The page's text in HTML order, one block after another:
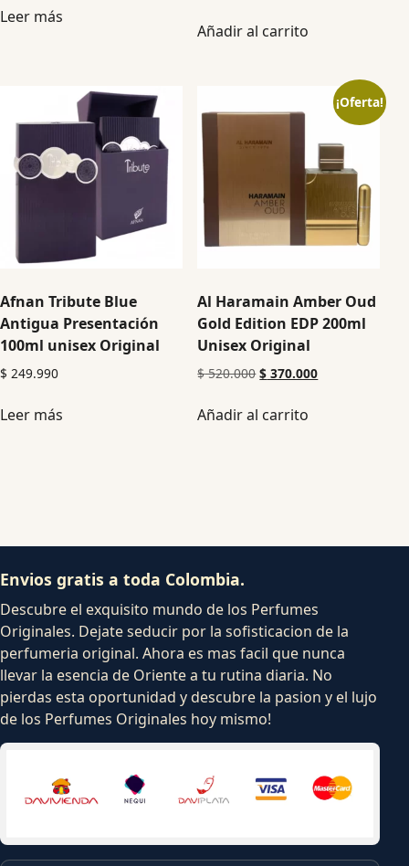
Leer más
Añadir al carrito
Afnan Tribute Blue
Antigua Presentación
100ml unisex Original
$ 249.990
Leer más
¡Oferta!
Al Haramain Amber Oud
Gold Edition EDP 200ml
Unisex Original
$520.000 $ 370.000
Añadir al carrito
Envios gratis a toda Colombia.
Descubre el exquisito mundo de los Perfumes
Originales. Dejate seducir por la sofisticacion de la
perfumeria original. Ahora es mas facil que nunca
llevar la esencia de Oriente a tu rutina diaria. No
pierdas esta oportunidad y descubre la pasion y el lujo
de los Perfumes Originales hoy mismo!